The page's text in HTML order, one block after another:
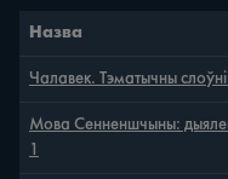
Назва
Чалавек. Тэматычны
Мова Сенненшчыны:
1